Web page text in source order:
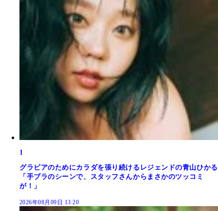
1
グラビアのためにカラダを張り続けるレジェンドの青山ひかる
「手ブラのシーンで、スタッフさんからまさかのツッコミ
が！」
2026年08月09日 13:20